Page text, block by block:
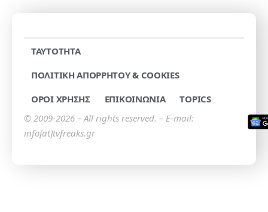
TAYTOTHTA
ΠΟΛΙΤΙΚΗ ΑΠΟΡΡΗΤΟΥ & COOKIES
ΟΡΟΙ ΧΡΗΣΗΣ
ΕΠΙΚΟΙΝΩΝΙΑ
TOPICS
© 2009-2026 – All rights reserved. – E-mail:
info[at]tvfreaks.gr